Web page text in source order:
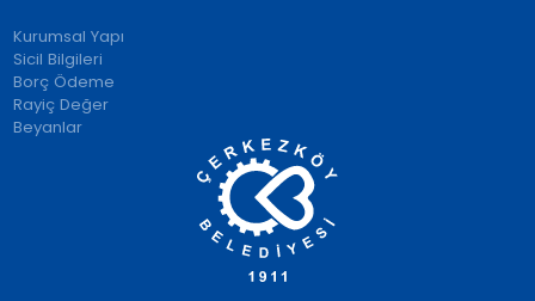
Kurumsal Yapı
Sicil Bilgileri
Borç Ödeme
Rayiç Değer
Beyanlar